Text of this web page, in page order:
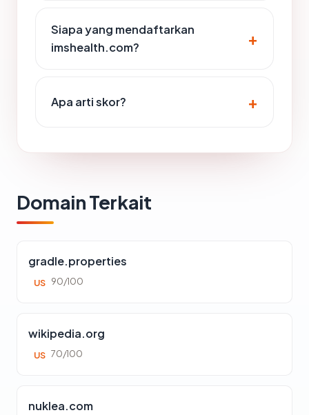
Siapa yang mendaftarkan
imshealth.com?
Apa arti skor?
Domain Terkait
gradle.properties
US 90/100
wikipedia.org
US 70/100
nuklea.com